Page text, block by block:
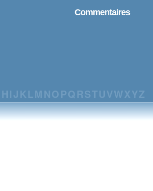
Commentaires
HIJ KLM NO PQRSTUVWXYZ